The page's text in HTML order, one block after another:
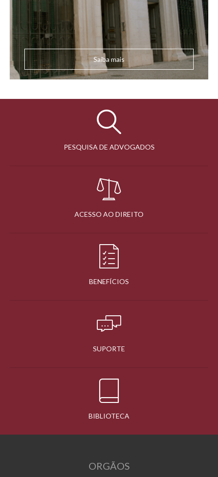
Saiba mais
PESQUISA DE ADVOGADOS
ACESSO AO DIREITO
BENEFÍCIOS
SUPORTE
BIBLIOTECA
ORGÃOS